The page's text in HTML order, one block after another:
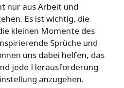
nur aus Arbeit und
Es ist wichtig, die
kleinen Momente des
Sprüche und
uns dabei helfen, das
jede Herausforderung
anzugehen.